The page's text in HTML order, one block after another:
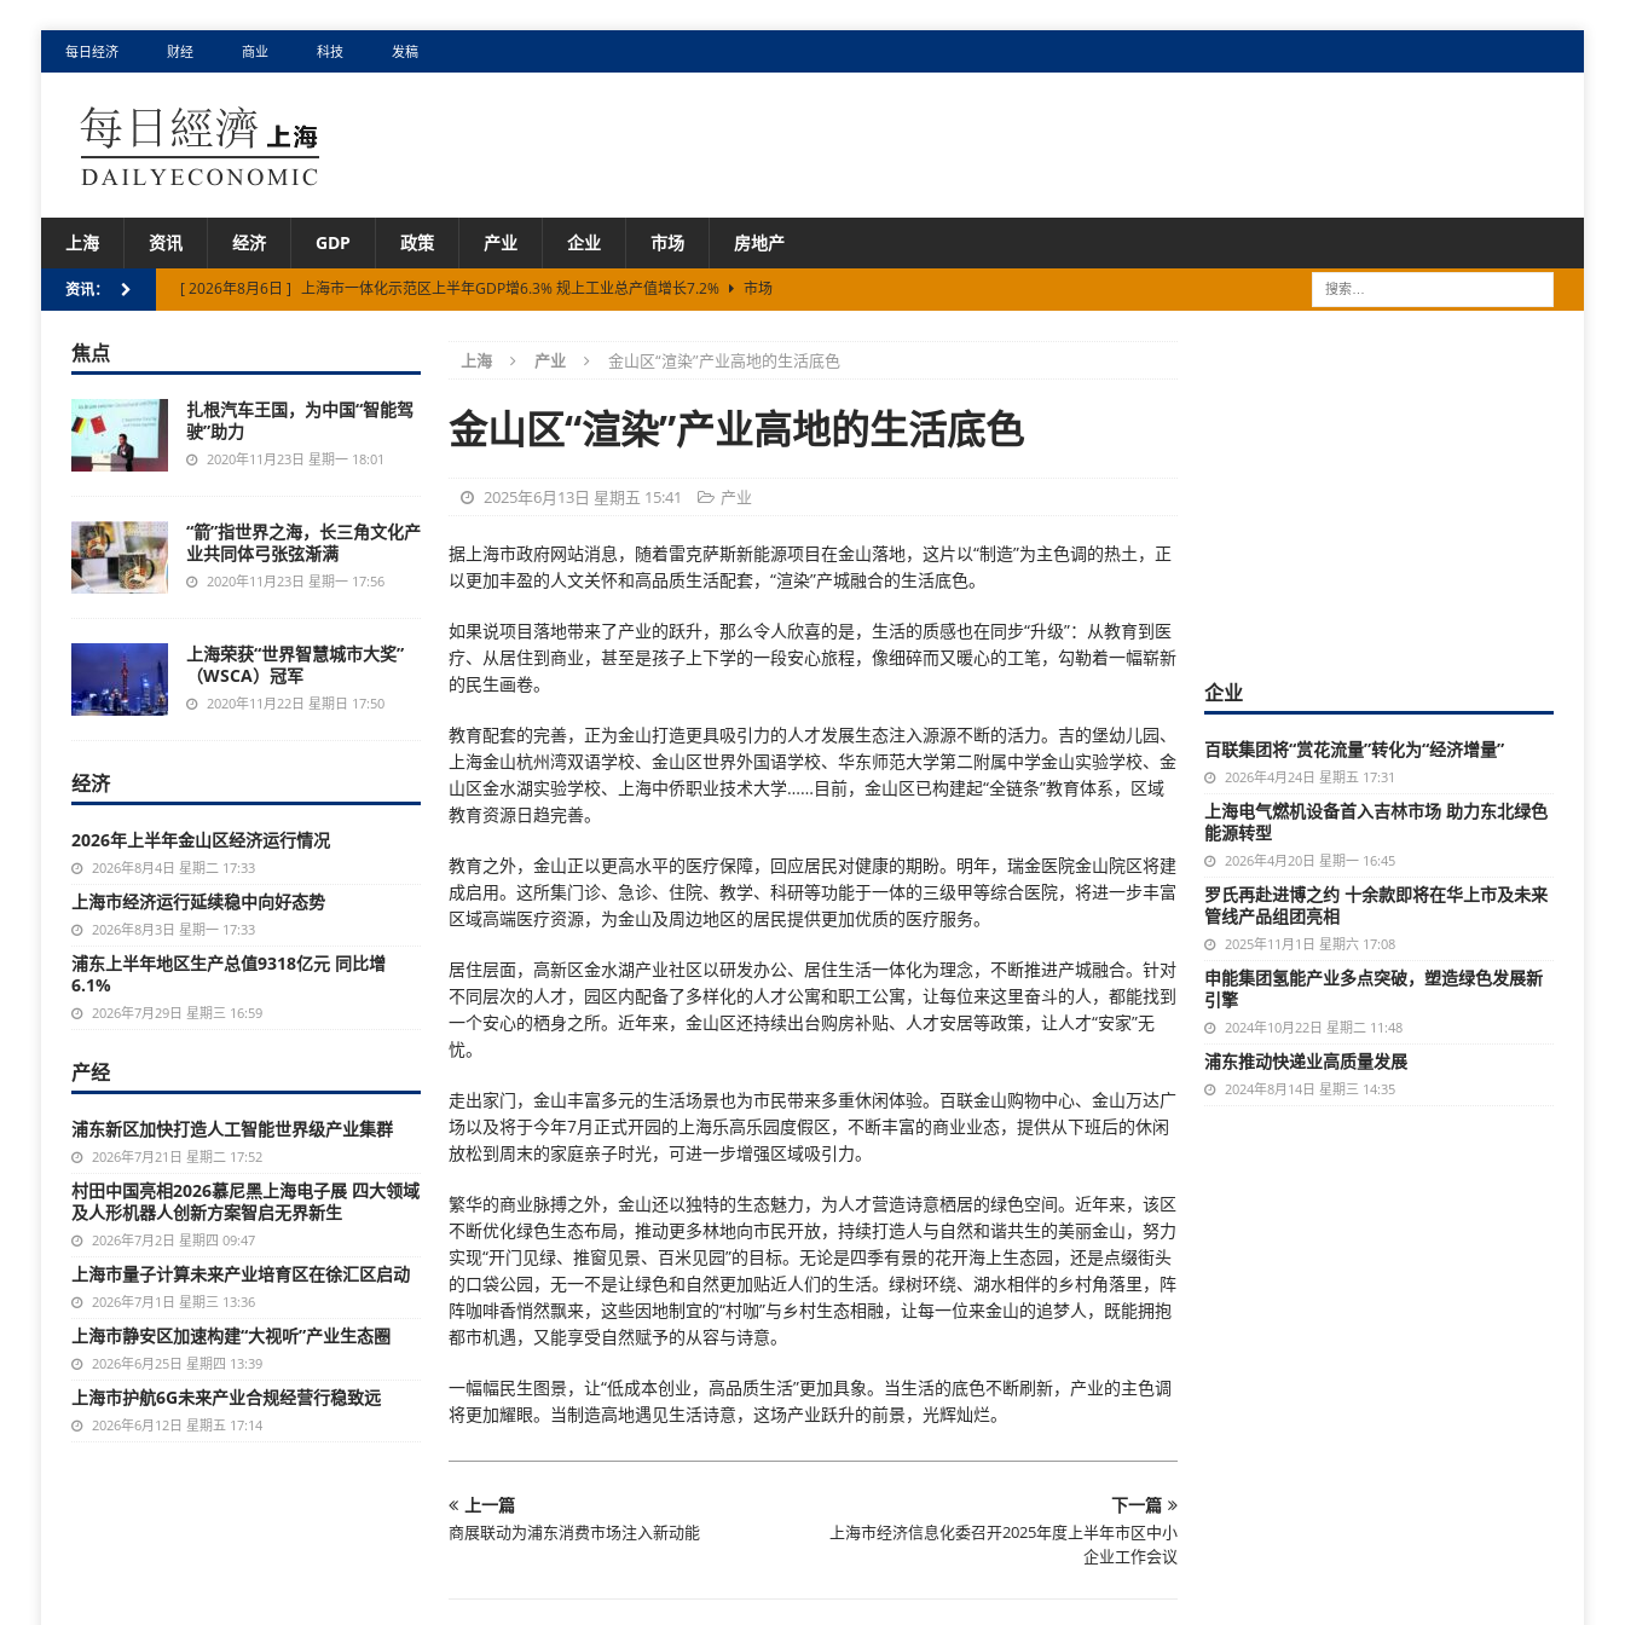
每日经济 财经 商业 科技 发稿
上海 资讯 经济 GDP 政策 产业 企业 市场 房地产
资讯： [ 2026年8月6日 ] 上海市一体化示范区上半年GDP增6.3% 规上工业总产值增长7.2%
市场
[ 2026年8月5日 ] 8月一到就打喷嚏流清涕？你的鼻炎可能没找对根
市场
[ 2026年8月5日 ] 下一个潮玩风口在哪？淘宝发布《2026潮玩新机会报告》，指路五大潜力赛道
市场
[ 2026年8月6日 ] 构筑海内外游戏的交流桥梁：2026开拓芯游戏创享节圆满落幕 市场
上海 产业 金山区“渲染”产业高地的生活底色
金山区“渲染”产业高地的生活底色
2025年6月13日 星期五 15:41 产业
据上海市政府网站消息，随着雷克萨斯新能源项目在金山落地，这片以“制造”为主色调的热土，正
以更加丰盈的人文关怀和高品质生活配套，“渲染”产城融合的生活底色。
如果说项目落地带来了产业的跃升，那么令人欣喜的是，生活的质感也在同步“升级”：从教育到医
疗、从居住到商业，甚至是孩子上下学的一段安心旅程，像细碎而又暖心的工笔，勾勒着一幅崭新
的民生画卷。
教育配套的完善，正为金山打造更具吸引力的人才发展生态注入源源不断的活力。吉的堡幼儿园、
上海金山杭州湾双语学校、金山区世界外国语学校、华东师范大学第二附属中学金山实验学校、金
山区金水湖实验学校、上海中侨职业技术大学……目前，金山区已构建起“全链条”教育体系，区域
教育资源日趋完善。
教育之外，金山正以更高水平的医疗保障，回应居民对健康的期盼。明年，瑞金医院金山院区将建
成启用。这所集门诊、急诊、住院、教学、科研等功能于一体的三级甲等综合医院，将进一步丰富
区域高端医疗资源，为金山及周边地区的居民提供更加优质的医疗服务。
居住层面，高新区金水湖产业社区以研发办公、居住生活一体化为理念，不断推进产城融合。针对
不同层次的人才，园区内配备了多样化的人才公寓和职工公寓，让每位来这里奋斗的人，都能找到
一个安心的栖身之所。近年来，金山区还持续出台购房补贴、人才安居等政策，让人才“安家”无
忧。
走出家门，金山丰富多元的生活场景也为市民带来多重休闲体验。百联金山购物中心、金山万达广
场以及将于今年7月正式开园的上海乐高乐园度假区，不断丰富的商业业态，提供从下班后的休闲
放松到周末的家庭亲子时光，可进一步增强区域吸引力。
繁华的商业脉搏之外，金山还以独特的生态魅力，为人才营造诗意栖居的绿色空间。近年来，该区
不断优化绿色生态布局，推动更多林地向市民开放，持续打造人与自然和谐共生的美丽金山，努力
实现“开门见绿、推窗见景、百米见园”的目标。无论是四季有景的花开海上生态园，还是点缀街头
的口袋公园，无一不是让绿色和自然更加贴近人们的生活。绿树环绕、湖水相伴的乡村角落里，阵
阵咖啡香悄然飘来，这些因地制宜的“村咖”与乡村生态相融，让每一位来金山的追梦人，既能拥抱
都市机遇，又能享受自然赋予的从容与诗意。
一幅幅民生图景，让“低成本创业，高品质生活”更加具象。当生活的底色不断刷新，产业的主色调
将更加耀眼。当制造高地遇见生活诗意，这场产业跃升的前景，光辉灿烂。
上一篇
商展联动为浦东消费市场注入新动能
下一篇
上海市经济信息化委召开2025年度上半年市区中小
企业工作会议
焦点
扎根汽车王国，为中国“智能驾
驶”助力
2020年11月23日 星期一 18:01
“箭”指世界之海，长三角文化产
业共同体弓张弦渐满
2020年11月23日 星期一 17:56
上海荣获“世界智慧城市大奖”
（WSCA）冠军
2020年11月22日 星期日 17:50
经济
2026年上半年金山区经济运行情况
2026年8月4日 星期二 17:33
上海市经济运行延续稳中向好态势
2026年8月3日 星期一 17:33
浦东上半年地区生产总值9318亿元 同比增
6.1%
2026年7月29日 星期三 16:59
产经
浦东新区加快打造人工智能世界级产业集群
2026年7月21日 星期二 17:52
村田中国亮相2026慕尼黑上海电子展 四大领域
及人形机器人创新方案智启无界新生
2026年7月2日 星期四 09:47
上海市量子计算未来产业培育区在徐汇区启动
2026年7月1日 星期三 13:36
上海市静安区加速构建“大视听”产业生态圈
2026年6月25日 星期四 13:39
上海市护航6G未来产业合规经营行稳致远
2026年6月12日 星期五 17:14
企业
百联集团将“赏花流量”转化为“经济增量”
2026年4月24日 星期五 17:31
上海电气燃机设备首入吉林市场 助力东北绿色
能源转型
2026年4月20日 星期一 16:45
罗氏再赴进博之约 十余款即将在华上市及未来
管线产品组团亮相
2025年11月1日 星期六 17:08
申能集团氢能产业多点突破，塑造绿色发展新
引擎
2024年10月22日 星期二 11:48
浦东推动快递业高质量发展
2024年8月14日 星期三 14:35